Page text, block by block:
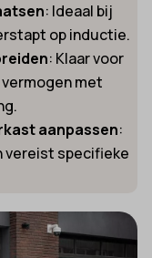
: Ideaal bij
op inductie.
: Klaar voor
met
aanpassen:
vereist specifieke